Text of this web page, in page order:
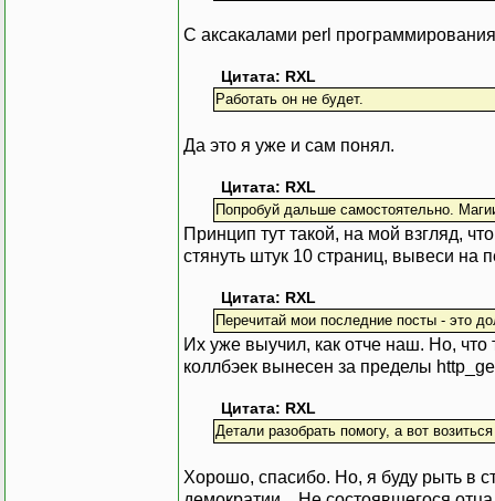
'Accept' =>
},
}
add_request ;
add_request_2;
EV::loop();
С аксакалами perl
Цитата: RXL
Работать он не будет.
Да это я уже и сам понял.
Цитата: RXL
Попробуй дальше самостоятельно.
Принцип тут такой, на мой взгляд,
стянуть штук 10 страниц, вывеси на
Цитата: RXL
Перечитай мои последние посты - это
Их уже выучил, как отче наш. Но, что
коллбэек вынесен за пределы
Цитата: RXL
Детали разобрать помогу, а вот
Хорошо, спасибо. Но, я буду рыть в